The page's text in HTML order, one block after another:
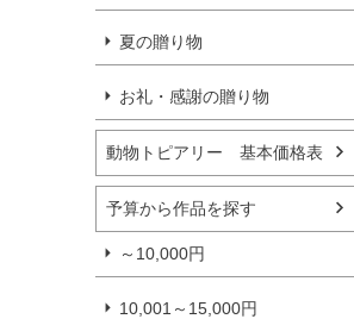
夏の贈り物
お礼・感謝の贈り物
動物トピアリー 基本価格表
予算から作品を探す
～10,000円
10,001～15,000円